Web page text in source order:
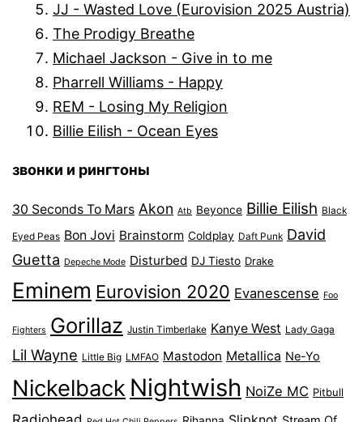
JJ - Wasted Love (Eurovision 2025 Austria)
The Prodigy Breathe
Michael Jackson - Give in to me
Pharrell Williams - Happy
REM - Losing My Religion
Billie Eilish - Ocean Eyes
звонки и рингтоны
30 Seconds To Mars Akon Atb Beyonce Billie Eilish Black
Eyed Peas Bon Jovi Brainstorm Coldplay Daft Punk David
Guetta Depeche Mode Disturbed DJ Tiesto Drake
Eminem Eurovision 2020 Evanescense Foo
Fighters Gorillaz Justin Timberlake Kanye West Lady Gaga
Lil Wayne Little Big LMFAO Mastodon Metallica Ne-Yo
Nickelback Nightwish NoiZe MC Pitbull